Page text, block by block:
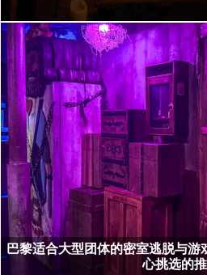
巴黎适合大型团体的密室逃脱与
心挑选的